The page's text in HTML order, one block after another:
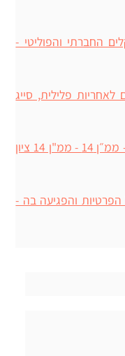
החברתי והפוליטי -
לאחריות פלילית, סייג
ממשל ופוליטיקה במדינת ישראל- ממ״ן 14 - ממ"ן 14 ציון
והפגיעה בה -